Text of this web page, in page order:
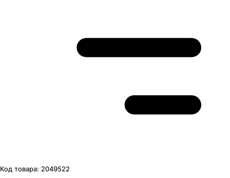
Код товара: 2049522